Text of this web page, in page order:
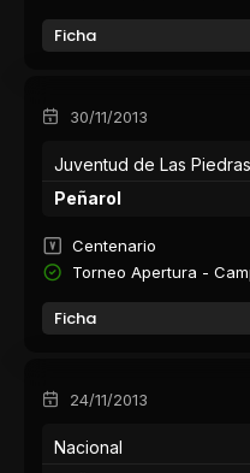
Ficha
30/11/2013
Juventud de Las Piedras
Peñarol
Centenario
Torneo Apertura -
Ficha
24/11/2013
Nacional